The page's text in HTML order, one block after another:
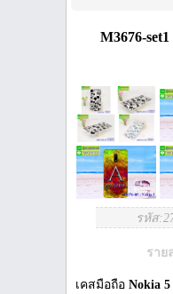
M3676-
รหัส
ราย
เคสมือถือ Nokia 5